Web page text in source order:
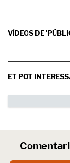
VÍDEOS DE
ET POT